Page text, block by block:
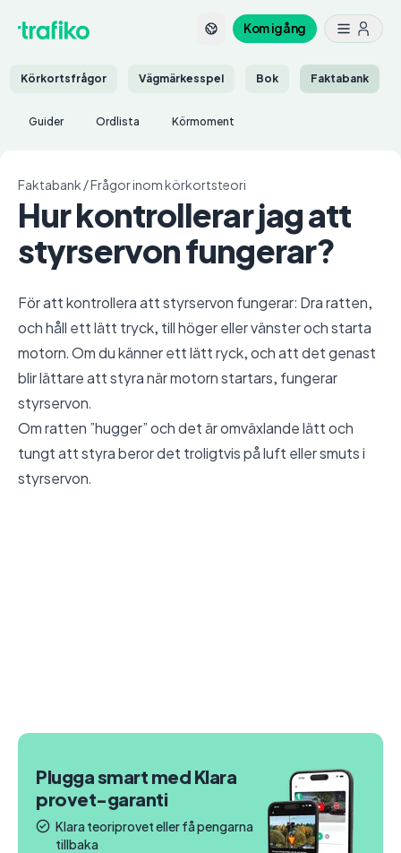
Kom igång
Körkortsfrågor Vägmärkesspel Bok Faktabank
Guider Ordlista Körmoment
Faktabank /Frågor inom körkortsteori
Hur kontrollerar jag att
styrservon fungerar?
För att kontrollera att styrservon fungerar: Dra ratten,
och håll ett lätt tryck, till höger eller vänster och starta
motorn. Om du känner ett lätt ryck, och att det genast
blir lättare att styra när motorn startars, fungerar
styrservon.
Om ratten ”hugger” och det är omväxlande lätt och
tungt att styra beror det troligtvis på luft eller smuts i
styrservon.
Plugga smart med Klara
provet-garanti
Klara teoriprovet eller få pengarna
tillbaka